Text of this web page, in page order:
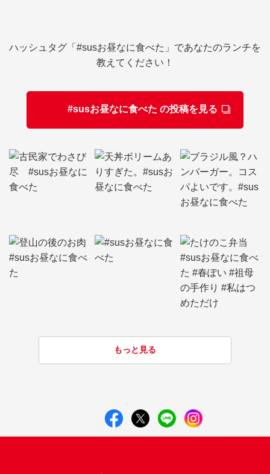
ハッシュタグ「#susお昼なに食べた」であなたのランチを
教えてください！
#susお昼なに食べた の投稿を見る
もっと見る